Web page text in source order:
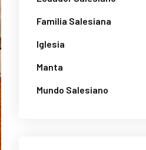
Familia Salesiana
Iglesia
Manta
Mundo Salesiano